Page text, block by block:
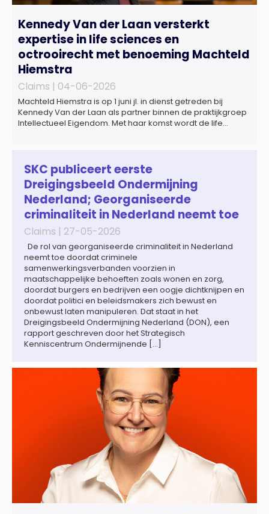
Kennedy Van der Laan versterkt
expertise in life sciences en
octrooirecht met benoeming Machteld
Hiemstra
Claims | 04-06-2026
Machteld Hiemstra is op 1 juni jl. in dienst getreden bij
Kennedy Van der Laan als partner binnen de praktijkgroep
Intellectueel Eigendom. Met haar komst wordt de life
regelgeving relevant voor de life sciences sector en de […]
SKC publiceert eerste
Dreigingsbeeld Ondermijning
Nederland; Georganiseerde
criminaliteit in Nederland neemt toe
Claims | 27-05-2026
De rol van georganiseerde criminaliteit in Nederland
neemt toe doordat criminele
samenwerkingsverbanden voorzien in
maatschappelijke behoeften zoals wonen en zorg,
doordat burgers en bedrijven een oogje dichtknijpen en
doordat politici en beleidsmakers zich bewust en
onbewust laten manipuleren. Dat staat in het
Dreigingsbeeld Ondermijning Nederland (DON), een
rapport geschreven door het Strategisch
Kenniscentrum Ondermijnende […]